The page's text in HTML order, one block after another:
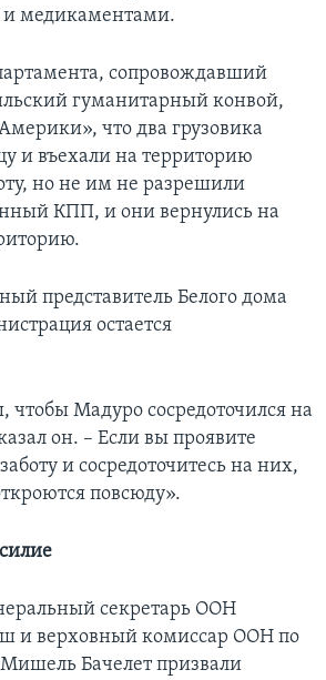
и медикаментами.
сопровождавший
гуманитарный конвой,
что два грузовика
и въехали на территорию
но не им не разрешили
КПП, и они вернулись на
представитель Белого дома
остается
чтобы Мадуро сосредоточился на
он. – Если вы проявите
и сосредоточитесь на них,
повсюду».
секретарь ООН
и верховный комиссар ООН по
Бачелет призвали